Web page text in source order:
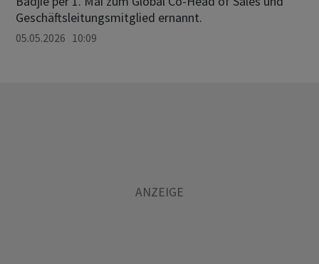
Geschäftsleitungsmitglied ernannt.
05.05.2026 10:09